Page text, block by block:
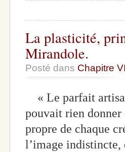
La plasticité,
Mirandole.
Posté dans Chapitre
« Le parfait
pouvait rien
propre de chaque
l’image